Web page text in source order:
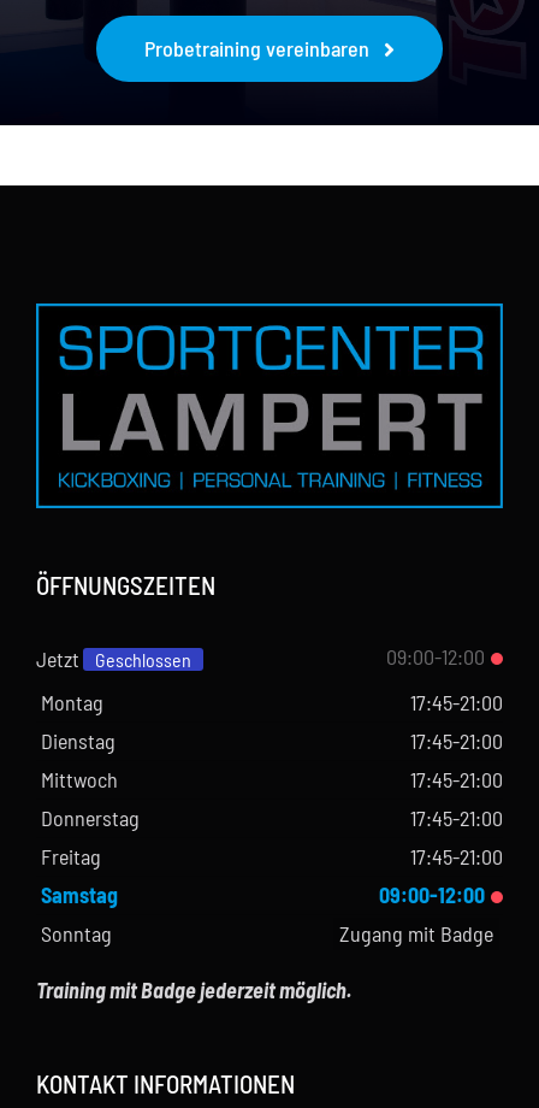
Probetraining vereinbaren
ÖFFNUNGSZEITEN
Jetzt Geschlossen
09:00-12:00
Montag
17:45-21:00
Dienstag
17:45-21:00
Mittwoch
17:45-21:00
Donnerstag
17:45-21:00
Freitag
17:45-21:00
Samstag
09:00-12:00
Sonntag
Zugang mit Badge
Training mit Badge jederzeit möglich.
KONTAKT INFORMATIONEN